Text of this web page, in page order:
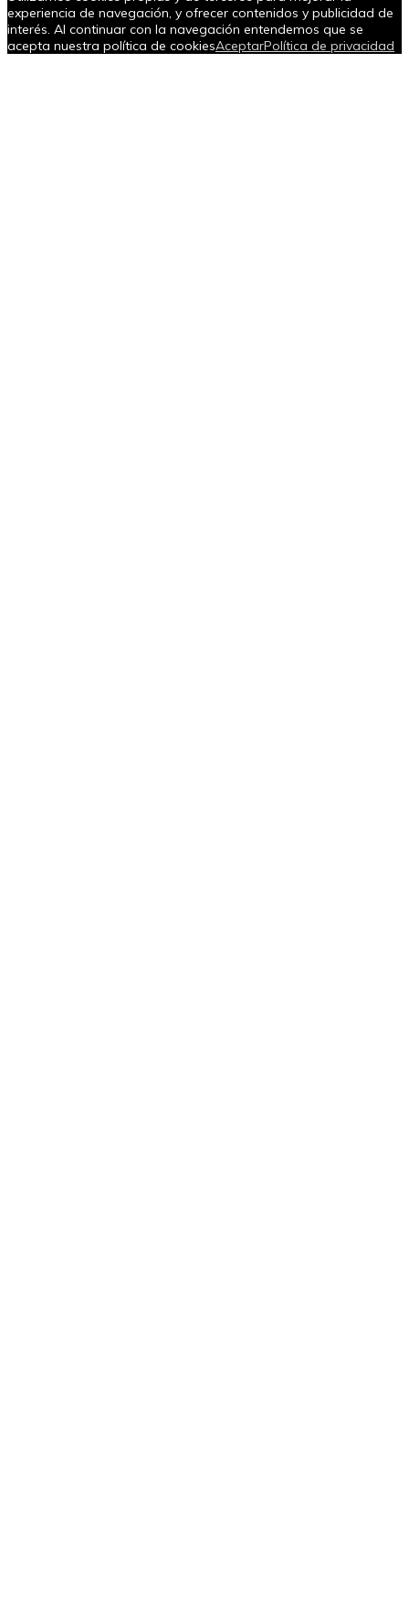
experiencia de navegación, y ofrecer contenidos y publicidad de
interés. Al continuar con la navegación entendemos que se
acepta nuestra política de cookiesAceptarPolítica de privacidad